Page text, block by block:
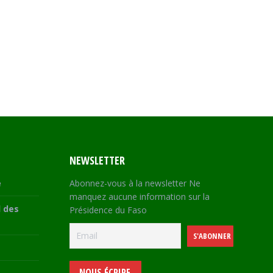
des
NEWSLETTER
Abonnez-vous à la newsletter Ne
manquez aucune information sur la
Présidence du Faso